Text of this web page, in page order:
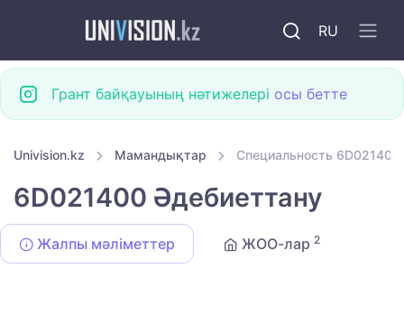
RU
Грант байқауының нәтижелері осы бетте
Univision.kz Мамандықтар Специальность
6D021400 Әдебиеттану
Жалпы мәліметтер ЖОО-лар 2